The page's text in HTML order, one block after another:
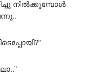
നിൽക്കുമ്പോൾ